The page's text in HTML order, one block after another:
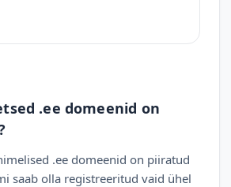
.ee domeenid on
.ee domeenid on piiratud
saab olla registreeritud vaid ühel